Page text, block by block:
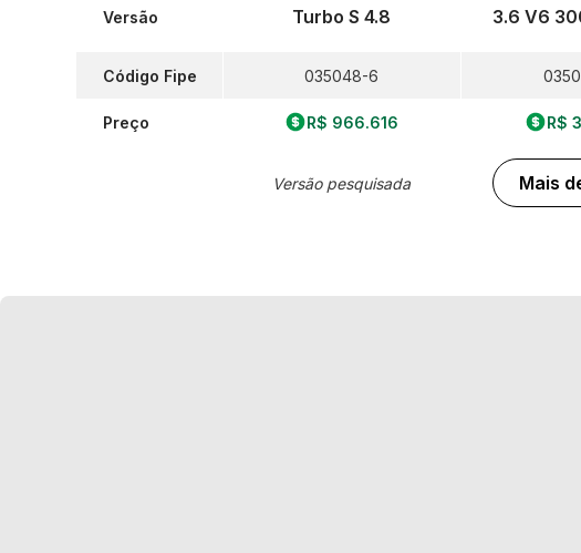
Versão
Código Fipe
Preço
Turbo S 4.8
035048-6
R$ 966.616
Versão pesquisada
3.6 V6
R$
Mais